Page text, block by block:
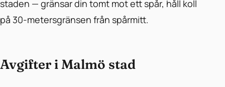
staden — gränsar din tomt mot ett spår, håll koll
på 30-metersgränsen från spårmitt.
Avgifter i Malmö stad